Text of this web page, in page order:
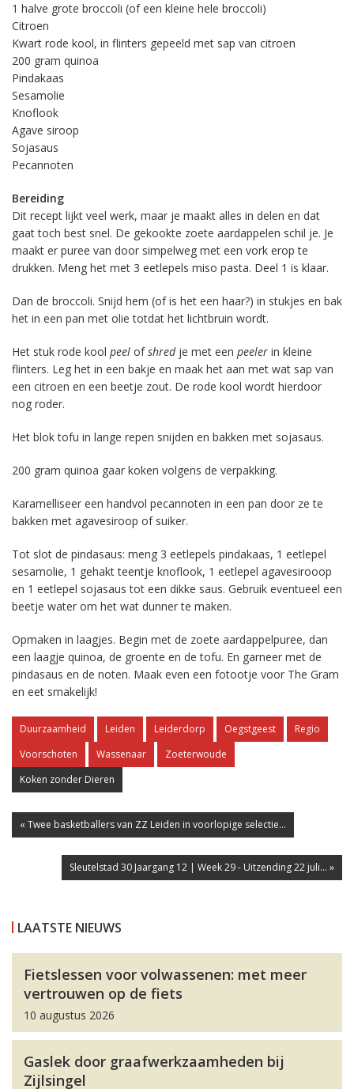
1 halve grote broccoli (of een kleine hele broccoli)
Citroen
Kwart rode kool, in flinters gepeeld met sap van citroen
200 gram quinoa
Pindakaas
Sesamolie
Knoflook
Agave siroop
Sojasaus
Pecannoten
Bereiding
Dit recept lijkt veel werk, maar je maakt alles in delen en dat
gaat toch best snel. De gekookte zoete aardappelen schil je. Je
maakt er puree van door simpelweg met een vork erop te
drukken. Meng het met 3 eetlepels miso pasta. Deel 1 is klaar.
Dan de broccoli. Snijd hem (of is het een haar?) in stukjes en bak
het in een pan met olie totdat het lichtbruin wordt.
Het stuk rode kool peel ofshredje met een peeler in kleine
flinters. Leg het in een bakje en maak het aan met wat sap van
een citroen en een beetje zout. De rode kool wordt hierdoor
nog roder.
Het blok tofu in lange repen snijden en bakken met sojasaus.
200 gram quinoa gaar koken volgens de verpakking.
Karamelliseer een handvol pecannoten in een pan door ze te
bakken met agavesiroop of suiker.
Tot slot de pindasaus: meng 3 eetlepels pindakaas, 1 eetlepel
sesamolie, 1 gehakt teentje knoflook, 1 eetlepel agavesirooop
en 1 eetlepel sojasaus tot een dikke saus. Gebruik eventueel een
beetje water om het wat dunner te maken.
Opmaken in laagjes. Begin met de zoete aardappelpuree, dan
een laagje quinoa, de groente en de tofu. En garneer met de
pindasaus en de noten. Maak even een fotootje voor The Gram
en eet smakelijk!
Duurzaamheid Leiden Leiderdorp Oegstgeest
Regio
Voorschoten
Wassenaar
Zoeterwoude
Koken zonder Dieren
« Twee basketballers van ZZ Leiden in voorlopige selectie...
Sleutelstad 30 Jaargang 12 | Week 29 - Uitzending 22 juli... »
LAATSTE NIEUWS
Fietslessen voor volwassenen: met meer
vertrouwen op de fiets
10 augustus 2026
Gaslek door graafwerkzaamheden bij
Zijlsingel